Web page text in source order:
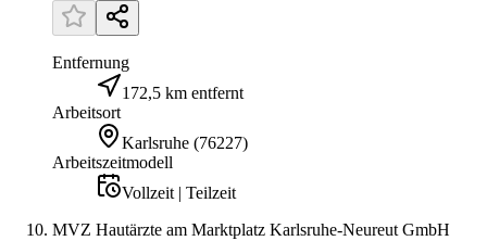
Entfernung
172,5 km entfernt
Arbeitsort
Karlsruhe (76227)
Arbeitszeitmodell
Vollzeit | Teilzeit
MVZ Hautärzte am Marktplatz Karlsruhe-Neureut GmbH